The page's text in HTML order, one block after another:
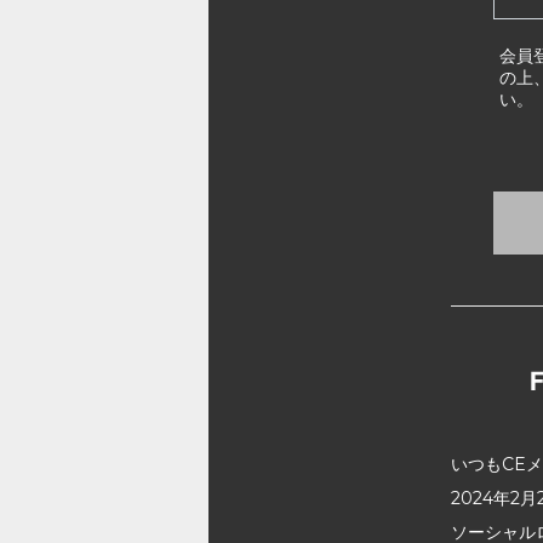
会員
の上
い。
いつもCE
2024年2月
ソーシャ